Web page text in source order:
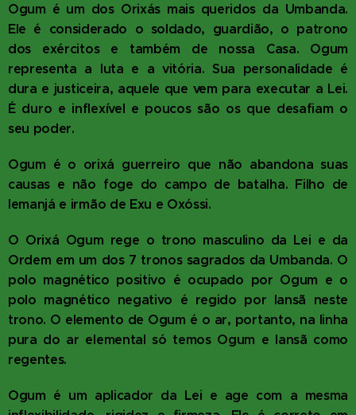
Ogum é um dos Orixás mais queridos da Umbanda.
Ele é considerado o soldado, guardião, o patrono
dos exércitos e também de nossa Casa. Ogum
representa a luta e a vitória. Sua personalidade é
dura e justiceira, aquele que vem para executar a Lei.
É duro e inflexível e poucos são os que desafiam o
seu poder.
Ogum é o orixá guerreiro que não abandona suas
causas e não foge do campo de batalha. Filho de
Iemanjá e irmão de Exu e Oxóssi.
O Orixá Ogum rege o trono masculino da Lei e da
Ordem em um dos 7 tronos sagrados da Umbanda. O
polo magnético positivo é ocupado por Ogum e o
polo magnético negativo é regido por Iansã neste
trono. O elemento de Ogum é o ar, portanto, na linha
pura do ar elemental só temos Ogum e Iansã como
regentes.
Ogum é um aplicador da Lei e age com a mesma